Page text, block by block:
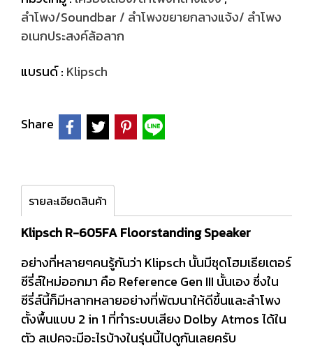
ลำโพง/Soundbar / ลำโพงขยายกลางแจ้ง/ ลำโพง
อเนกประสงค์ล้อลาก
แบรนด์ : Klipsch
Share
รายละเอียดสินค้า
Klipsch R-605FA Floorstanding Speaker
อย่างที่หลายๆคนรู้กันว่า Klipsch นั้นมีชุดโฮมเธียเตอร์
ซีรี่ส์ใหม่ออกมา คือ Reference Gen III นั้นเอง ซึ่งใน
ซีรี่ส์นี้ก็มีหลากหลายอย่างที่พัฒนาให้ดีขึ้นและลำโพง
ตั้งพื้นแบบ 2 in 1 ที่ทำระบบเสียง Dolby Atmos ได้ใน
ตัว สเปคจะมีอะไรบ้างในรุ่นนี้ไปดูกันเลยครับ